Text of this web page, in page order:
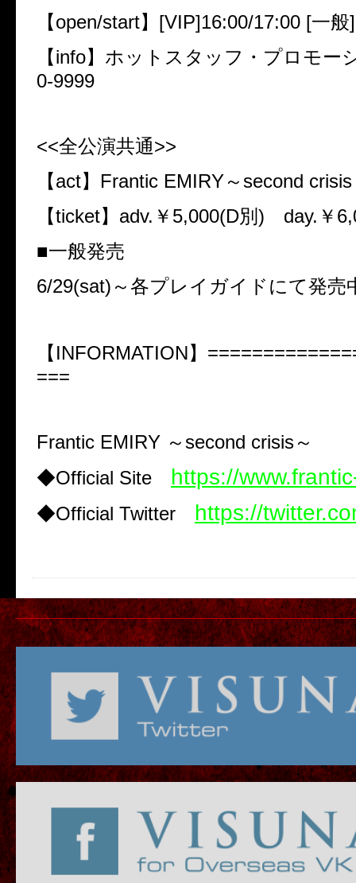
【open/start】[VIP]16:00/17:00 [一
【info】ホットスタッフ・プロモー
0-9999
<<全公演共通>>
【act】Frantic EMIRY～second
【ticket】adv.￥5,000(D別) day.￥
■一般発売
6/29(sat)～各プレイガイドにて発売
【INFORMATION】
===
Frantic EMIRY ～second crisis～
◆Official Site https://
◆Official Twitter https://